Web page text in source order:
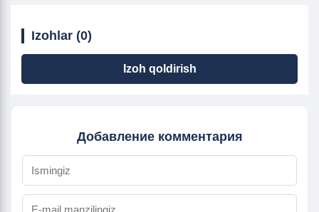
Izohlar (0)
Izoh qoldirish
Добавление комментария